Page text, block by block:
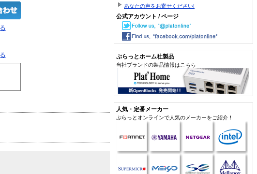
あなたの声をお寄せください!
公式アカウント / ページ
ぷらっとホーム社製品
当社ブランドの製品情報はこちら
人気・定番メーカー
ぷらっとオンラインで人気のメーカーをご紹介！